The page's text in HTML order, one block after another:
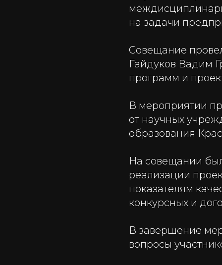
на задачи
Совещание
Гайдуков Вадим
программ и
В мероприятии
от научных
образования
На совещании
реализации
показателям
конкурсных и
В завершение
вопросы